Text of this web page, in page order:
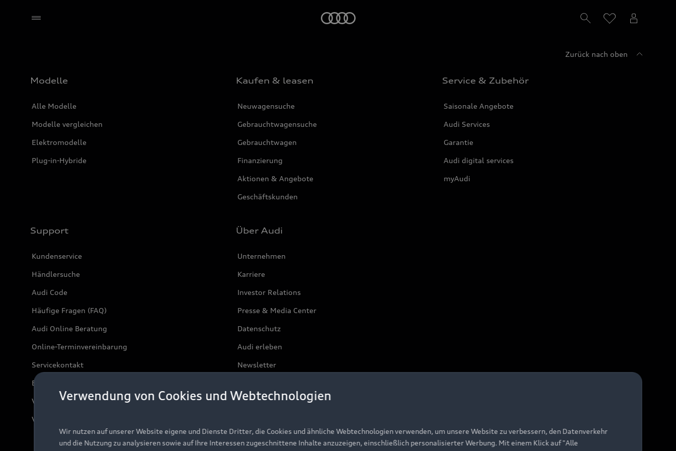
Zurück nach oben
Modelle
Alle Modelle
Modelle vergleichen
Elektromodelle
Plug-in-Hybride
Kaufen & leasen
Neuwagensuche
Gebrauchtwagensuche
Gebrauchtwagen
Finanzierung
Aktionen & Angebote
Geschäftskunden
Service & Zubehör
Saisonale Angebote
Audi Services
Garantie
Audi digital services
myAudi
Support
Kundenservice
Händlersuche
Audi Code
Häufige Fragen (FAQ)
Audi Online Beratung
Online-Terminvereinbarung
Servicekontakt
Bordbuch & Bedienungsanleitungen
Verträge kündigen
Vertrag widerrufen
Über Audi
Unternehmen
Karriere
Investor Relations
Presse & Media Center
Datenschutz
Audi erleben
Newsletter
Verwendung von Cookies und Webtechnologien
Wir nutzen auf unserer Website eigene und Dienste Dritter, die Cookies und ähnliche Webtechnologien verwenden, um unsere Website zu verbessern, den Datenverkehr
und die Nutzung zu analysieren sowie auf Ihre Interessen zugeschnittene Inhalte anzuzeigen, einschließlich personalisierter Werbung. Mit einem Klick auf "Alle